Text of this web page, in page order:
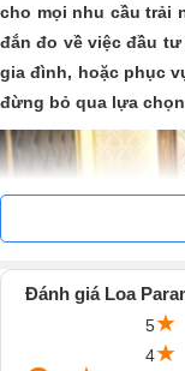
cho mọi nhu cầu trải
đắn đo về việc đầu
gia đình, hoặc phục
đừng bỏ qua lựa
Đánh giá Loa
5★
4★